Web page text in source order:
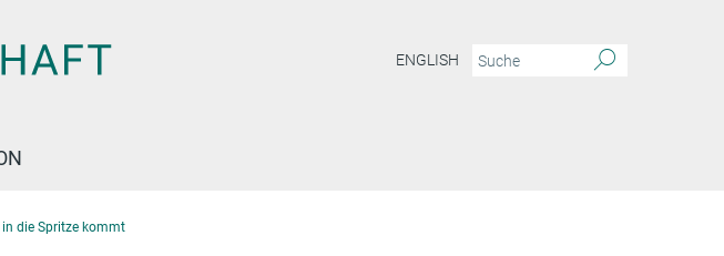
ENGLISH
die Spritze kommt